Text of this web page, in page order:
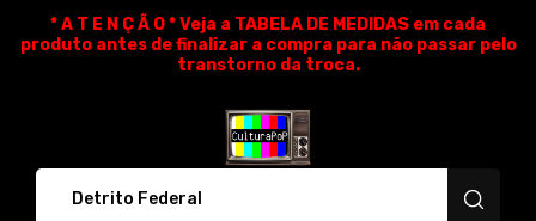
* A T E N Ç Ã O * Veja a TABELA DE MEDIDAS em cada
produto antes de finalizar a compra para não passar pelo
transtorno da troca.